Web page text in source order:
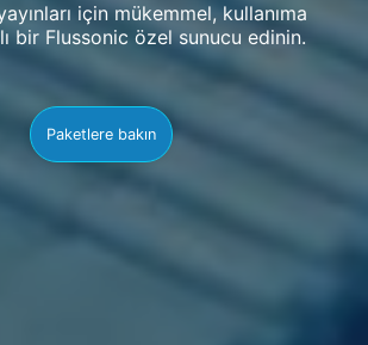
için mükemmel, kullanıma
bir Flussonic özel sunucu edinin.
Paketlere bakın